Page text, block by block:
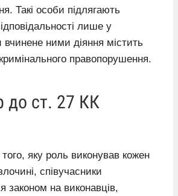
Такі особи підлягають
лише у
вчинене ними діяння містить
правопорушення.
до ст. 27 КК
яку роль виконував кожен
співучасники
законом на виконавців,